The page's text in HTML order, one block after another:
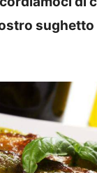
sughetto